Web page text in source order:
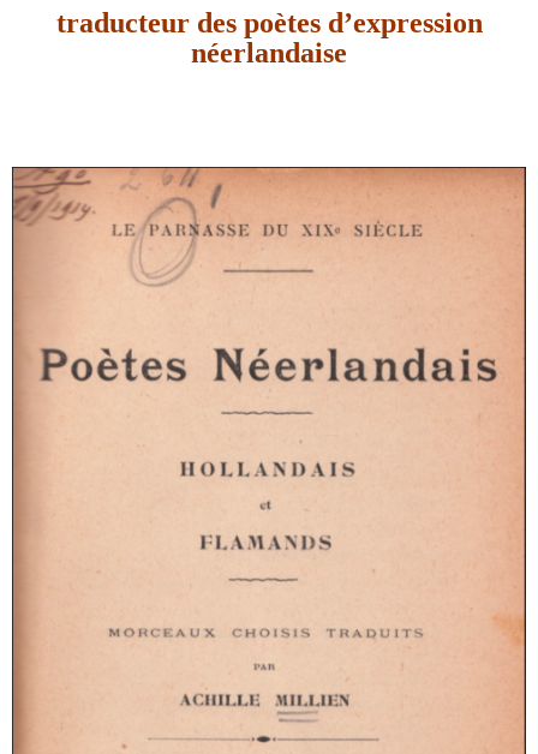
traducteur des poètes d’expression
néerlandaise